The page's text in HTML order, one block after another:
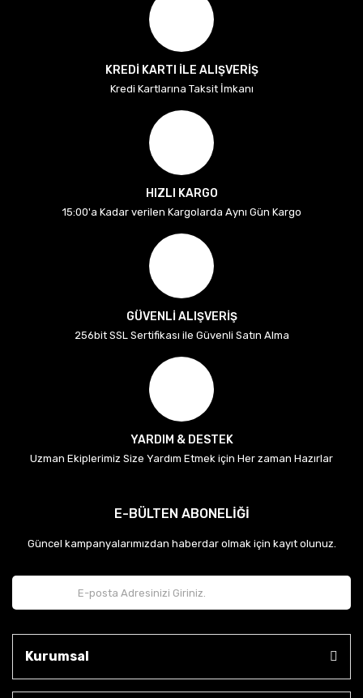
KREDİ KARTI İLE ALIŞVERİŞ
Kredi Kartlarına Taksit İmkanı
HIZLI KARGO
15:00'a Kadar verilen Kargolarda Aynı Gün Kargo
GÜVENLİ ALIŞVERİŞ
256bit SSL Sertifikası ile Güvenli Satın Alma
YARDIM & DESTEK
Uzman Ekiplerimiz Size Yardım Etmek için Her zaman Hazırlar
E-BÜLTEN ABONELİĞİ
Güncel kampanyalarımızdan haberdar olmak için kayıt olunuz.
Kurumsal